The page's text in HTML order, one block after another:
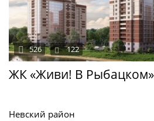
ЖК «Живи! В Рыбацком»
526 122
Невский район